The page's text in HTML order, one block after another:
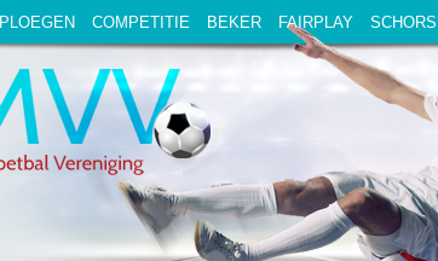
PLOEGEN COMPETITIE BEKER FAIRPLAY